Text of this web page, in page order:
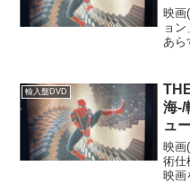
映画
ョ
あら
輸入盤DVD
海-/
ュ
映画
術仕
映画